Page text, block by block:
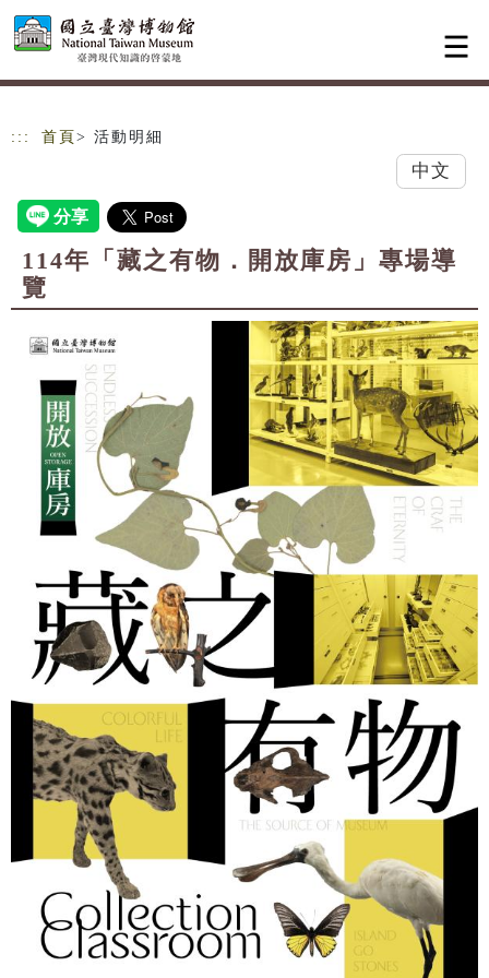
跳到主要內容
網站導覽
::: 首頁 > 活動明細
中文
114年「藏之有物．開放庫房」專場導
覽